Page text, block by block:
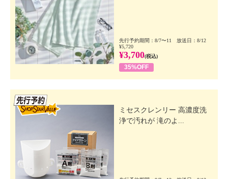
先行予約期間：8/7〜11 放送日：8/12
¥5,720
¥3,700(税込)
35%OFF
ミセスクレンリー 高濃度洗
浄で汚れが 滝のよ...